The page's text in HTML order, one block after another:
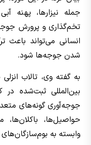
جمله نیزارها، پهنه
تخم‌گذاری و پرورش
انسانی می‌تواند باعث
شدن جوجه‌ها شود.
به گفته وی، تالاب
بین‌المللی ثبت‌شده در
جوجه‌آوری گونه‌های
حواصیل‌ها، باکلان‌ها،
وابسته به